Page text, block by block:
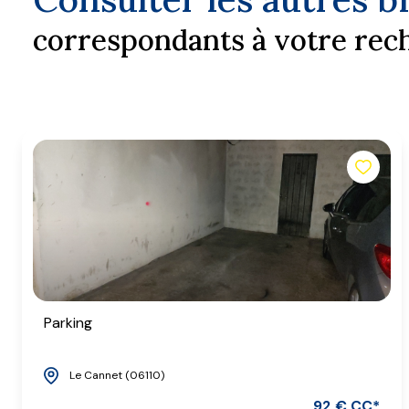
correspondants à votre
Parking
Le Cannet (06110)